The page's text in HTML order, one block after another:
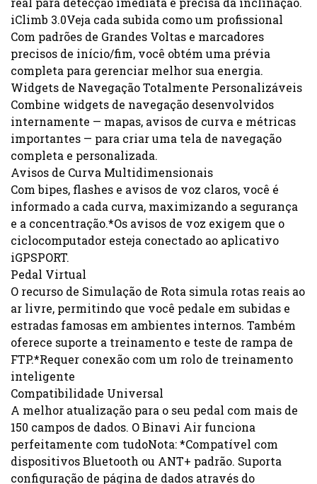
iClimb 3.0Veja cada subida como um profissional
Com padrões de Grandes Voltas e marcadores
precisos de início/fim, você obtém uma prévia
completa para gerenciar melhor sua energia.
Widgets de Navegação Totalmente Personalizáveis
Combine widgets de navegação desenvolvidos
internamente — mapas, avisos de curva e métricas
importantes — para criar uma tela de navegação
completa e personalizada.
Avisos de Curva Multidimensionais
Com bipes, flashes e avisos de voz claros, você é
informado a cada curva, maximizando a segurança
e a concentração.*Os avisos de voz exigem que o
ciclocomputador esteja conectado ao aplicativo
iGPSPORT.
Pedal Virtual
O recurso de Simulação de Rota simula rotas reais ao
ar livre, permitindo que você pedale em subidas e
estradas famosas em ambientes internos. Também
oferece suporte a treinamento e teste de rampa de
FTP.*Requer conexão com um rolo de treinamento
inteligente
Compatibilidade Universal
A melhor atualização para o seu pedal com mais de
150 campos de dados. O Binavi Air funciona
perfeitamente com tudoNota: *Compatível com
dispositivos Bluetooth ou ANT+ padrão. Suporta
configuração de página de dados através do